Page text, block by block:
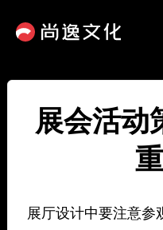
展会活动
展厅设计中要注意参